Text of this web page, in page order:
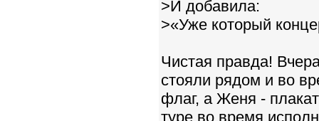
>И добавила:
>«Уже который
Чистая правда!
стояли рядом и во
флаг, а Женя -
туре во время